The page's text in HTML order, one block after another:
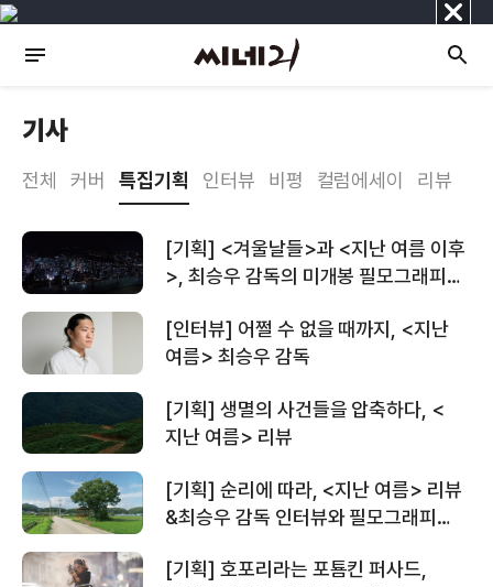
닫
기
기사
전체 커버 특집기획 인터뷰 비평 컬럼에세이 리뷰
[기획] <겨울날들>과 <지난 여름 이후
>, 최승우 감독의 미개봉 필모그래피
[인터뷰] 어쩔 수 없을 때까지, <지난
여름> 최승우 감독
[기획] 생멸의 사건들을 압축하다, <
지난 여름> 리뷰
[기획] 순리에 따라, <지난 여름> 리뷰
&최승우 감독 인터뷰와 필모그래피
[기획] 호포리라는 포툠킨 퍼사드,